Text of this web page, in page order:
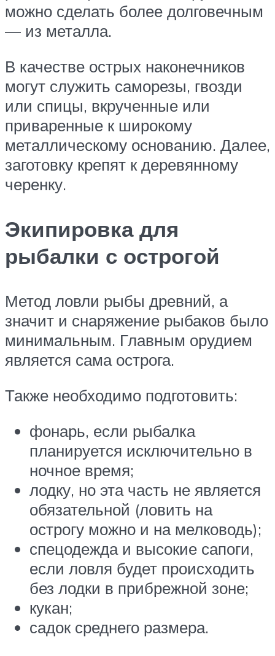
можно сделать более долговечным
— из металла.
В качестве острых наконечников
могут служить саморезы, гвозди
или спицы, вкрученные или
приваренные к широкому
металлическому основанию. Далее,
заготовку крепят к деревянному
черенку.
Экипировка для
рыбалки с острогой
Метод ловли рыбы древний, а
значит и снаряжение рыбаков было
минимальным. Главным орудием
является сама острога.
Также необходимо подготовить:
фонарь, если рыбалка
планируется исключительно в
ночное время;
лодку, но эта часть не является
обязательной (ловить на
острогу можно и на мелководь);
спецодежда и высокие сапоги,
если ловля будет происходить
без лодки в прибрежной зоне;
кукан;
садок среднего размера.